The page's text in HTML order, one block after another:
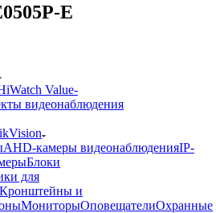
E
Value-
видеонаблюдения
AHD-камеры видеонаблюденияIP-
Блоки
для
Кронштейны и
МониторыОповещателиОхранные